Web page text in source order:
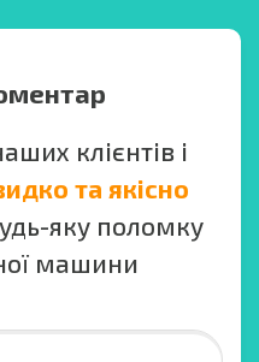
клієнтів і
та якісно
яку поломку
машини